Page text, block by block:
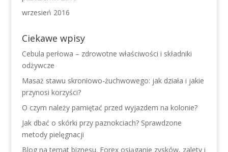
wrzesień 2016
Ciekawe wpisy
Cebula perłowa – zdrowotne właściwości i składniki
odżywcze
Masaż stawu skroniowo-żuchwowego: jak działa i jakie
przynosi korzyści?
O czym należy pamiętać przed wyjazdem na kolonie?
Jak dbać o skórki przy paznokciach? Sprawdzone
metody pielęgnacji
Blog na temat biznesu. Forex osiąganie zysków, zalety i